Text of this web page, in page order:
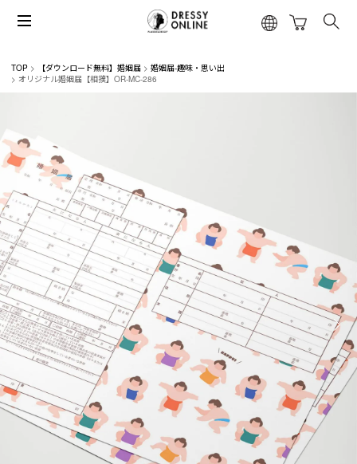
TOP 【ダウンロード無料】婚姻届
婚姻届-趣味・思い出
オリジナル婚姻届【相撲】OR-MC-286